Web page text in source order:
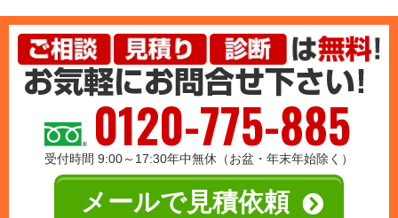
0120-775-885
受付時間 9:00～17:30年中無休（お盆・年末年始除く）
メールで見積依頼